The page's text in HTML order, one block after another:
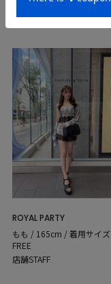
COORDINATE
ROYAL PARTY
もも / 165cm / 着用サイズ
FREE
店舗STAFF